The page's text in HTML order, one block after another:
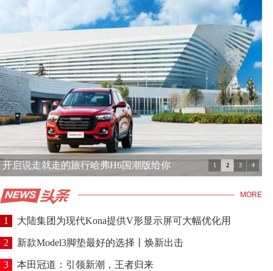
售价4.89万元起还有三大重磅宠粉福 1 2 3 4
MORE
1 大陆集团为现代Kona提供V形显示屏可大幅优化用
2 新款Model3脚垫最好的选择丨焕新出击
3 本田冠道：引领新潮，王者归来